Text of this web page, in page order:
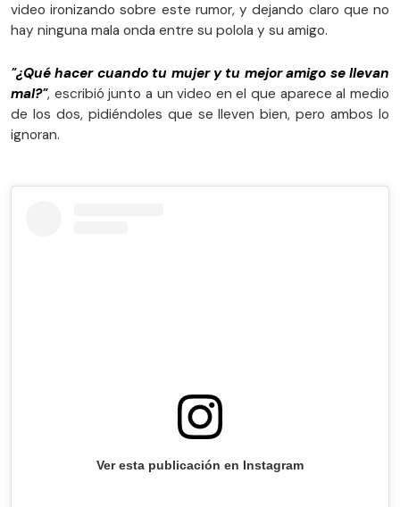
video ironizando sobre este rumor, y dejando claro que no
hay ninguna mala onda entre su polola y su amigo.
"¿Qué hacer cuando tu mujer y tu mejor amigo se llevan
mal?", escribió junto a un video en el que aparece al medio
de los dos, pidiéndoles que se lleven bien, pero ambos lo
ignoran.
Ver esta publicación en Instagram